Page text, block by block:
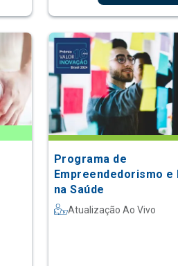
Programa de
Empreendedorismo e
na Saúde
Atualização Ao Vivo